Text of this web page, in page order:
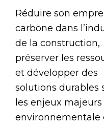
Réduire son
carbone dans
de la construction,
préserver les
et développer des
solutions durables
les enjeux
environnementale